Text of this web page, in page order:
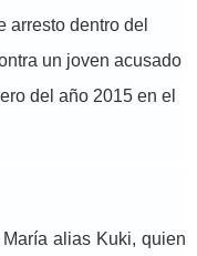
arresto dentro del
un joven acusado
del año 2015 en el
alias Kuki, quien